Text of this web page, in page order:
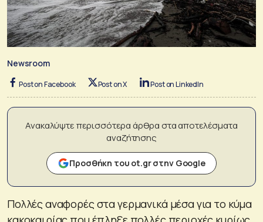
Newsroom
Post on Facebook Post on X Post on LinkedIn
Ανακαλύψτε περισσότερα άρθρα στα αποτελέσματα
αναζήτησης
Προσθήκη του ot.gr στην Google
Πολλές αναφορές στα γερμανικά μέσα για το κύμα